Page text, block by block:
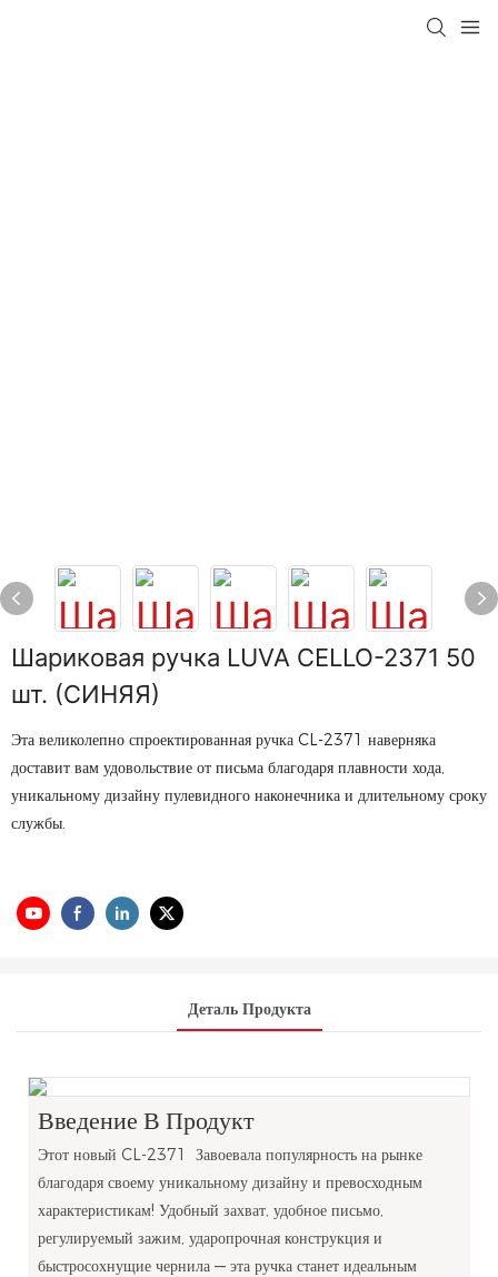
Шариковая ручка LUVA CELLO-2371 50
шт. (СИНЯЯ)
Эта великолепно спроектированная ручка CL-2371 наверняка
доставит вам удовольствие от письма благодаря плавности хода,
уникальному дизайну пулевидного наконечника и длительному сроку
службы.
Деталь Продукта
Введение В Продукт
Этот новый CL-2371
Завоевала популярность на рынке
благодаря своему уникальному дизайну и превосходным
характеристикам! Удобный захват, удобное письмо,
регулируемый зажим, ударопрочная конструкция и
быстросохнущие чернила — эта ручка станет идеальным